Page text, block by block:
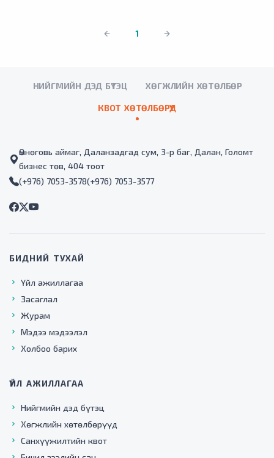
1
НИЙГМИЙН ДЭД БҮТЭЦ ХӨГЖЛИЙН ХӨТӨЛБӨР
КВОТ ХӨТӨЛБӨРҮҮД
Өмнөговь аймаг, Даланзадгад сум, 3-р баг, Далан, Голомт
бизнес төв, 404 тоот
(+976) 7053-3578(+976) 7053-3577
БИДНИЙ ТУХАЙ
Үйл ажиллагаа
Засаглал
Журам
Мэдээ мэдээлэл
Холбоо барих
ҮЙЛ АЖИЛЛАГАА
Нийгмийн дэд бүтэц
Хөгжлийн хөтөлбөрүүд
Санхүүжилтийн квот